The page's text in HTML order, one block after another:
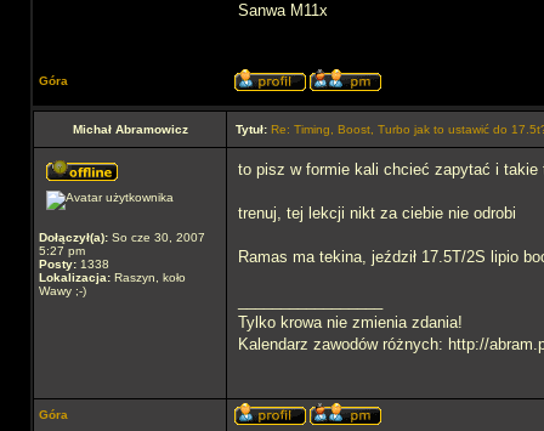
Sanwa M11x
Góra
Michał Abramowicz Tytuł: Re: Timing, Boost, Turbo jak to ustawić do
Dołączył(a): So cze 30, 2007
5:27 pm
Posty: 1338
Lokalizacja: Raszyn, koło
Wawy ;-)
to pisz w formie kali chcieć zapytać i takie
trenuj, tej lekcji nikt za ciebie nie odrobi
Ramas ma tekina, jeździł 17.5T/2S lipio
Tylko krowa nie zmienia zdania!
Kalendarz zawodów różnych: http://
Góra